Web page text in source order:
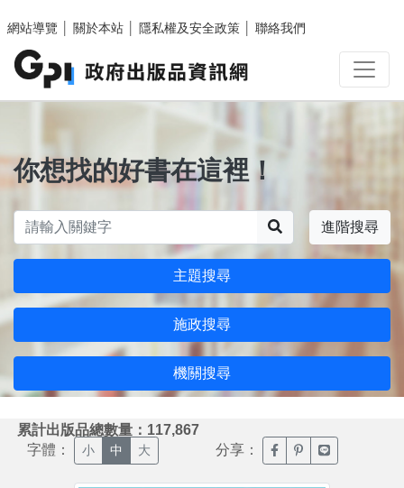
網站導覽
關於本站 隱私權及安全政策 聯絡我們
你想找的好書在這裡！
進階搜尋
主題搜尋
施政搜尋
機關搜尋
累計出版品總數量：117,867
字體： 小 中 大 分享： 臉書分享(另開新視窗)
噗浪分享(另開新
Line分享(另